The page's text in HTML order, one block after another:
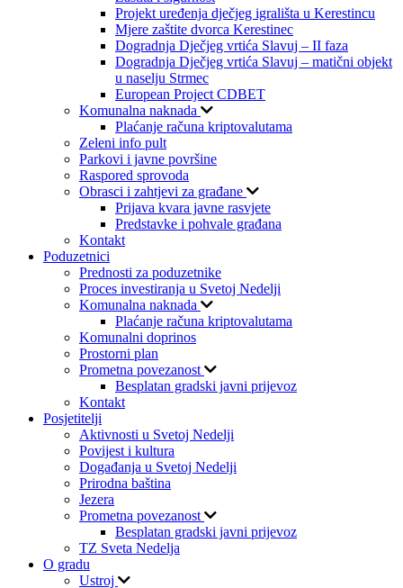
Projekt uređenja dječjeg igrališta u Kerestincu
Mjere zaštite dvorca Kerestinec
Dogradnja Dječjeg vrtića Slavuj – II faza
Dogradnja Dječjeg vrtića Slavuj – matični objekt
u naselju Strmec
European Project CDBET
Komunalna naknada
Plaćanje računa kriptovalutama
Zeleni info pult
Parkovi i javne površine
Raspored sprovoda
Obrasci i zahtjevi za građane
Prijava kvara javne rasvjete
Predstavke i pohvale građana
Kontakt
Poduzetnici
Prednosti za poduzetnike
Proces investiranja u Svetoj Nedelji
Komunalna naknada
Plaćanje računa kriptovalutama
Komunalni doprinos
Prostorni plan
Prometna povezanost
Besplatan gradski javni prijevoz
Kontakt
Posjetitelji
Aktivnosti u Svetoj Nedelji
Povijest i kultura
Događanja u Svetoj Nedelji
Prirodna baština
Jezera
Prometna povezanost
Besplatan gradski javni prijevoz
TZ Sveta Nedelja
O gradu
Ustroj